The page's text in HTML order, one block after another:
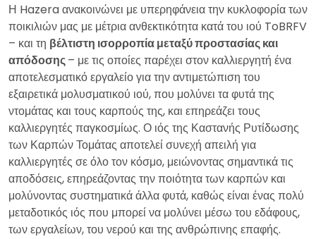
Η Hazera ανακοινώνει με υπερηφάνεια την κυκλοφορία των
ποικιλιών μας με μέτρια ανθεκτικότητα κατά του ιού ToBRFV
– και τη βέλτιστη ισορροπία μεταξύ προστασίας και
απόδοσης– με τις οποίες παρέχει στον καλλιεργητή ένα
αποτελεσματικό εργαλείο για την αντιμετώπιση του
εξαιρετικά μολυσματικού ιού, που μολύνει τα φυτά της
ντομάτας και τους καρπούς της, και επηρεάζει τους
καλλιεργητές παγκοσμίως. Ο ιός της Καστανής Ρυτίδωσης
των Καρπών Τομάτας αποτελεί συνεχή απειλή για
καλλιεργητές σε όλο τον κόσμο, μειώνοντας σημαντικά τις
αποδόσεις, επηρεάζοντας την ποιότητα των καρπών και
μολύνοντας συστηματικά άλλα φυτά, καθώς είναι ένας πολύ
μεταδοτικός ιός που μπορεί να μολύνει μέσω του εδάφους,
των εργαλείων, του νερού και της ανθρώπινης επαφής.